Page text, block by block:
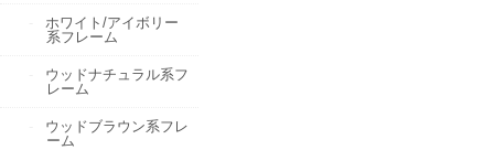
ホワイト/アイボリー
系フレーム
ウッドナチュラル系フ
レーム
ウッドブラウン系フレ
ーム